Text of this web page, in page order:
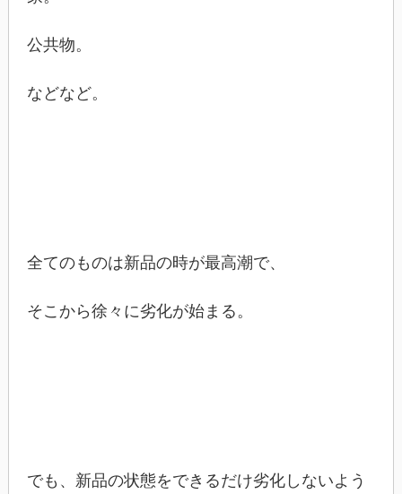
公共物。
などなど。
全てのものは新品の時が最高潮で、
そこから徐々に劣化が始まる。
でも、新品の状態をできるだけ劣化しないよう